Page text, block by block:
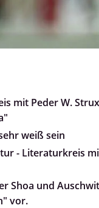
mit Peder W.
weiß sein
- Literaturkreis
Shoa und
vor.